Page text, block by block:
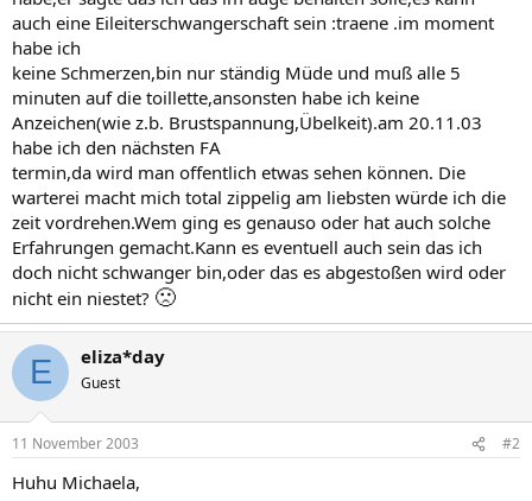
auch eine Eileiterschwangerschaft sein :traene .im moment
habe ich
keine Schmerzen,bin nur ständig Müde und muß alle 5
minuten auf die toillette,ansonsten habe ich keine
Anzeichen(wie z.b. Brustspannung,Übelkeit).am 20.11.03
habe ich den nächsten FA
termin,da wird man offentlich etwas sehen können. Die
warterei macht mich total zippelig am liebsten würde ich die
zeit vordrehen.Wem ging es genauso oder hat auch solche
Erfahrungen gemacht.Kann es eventuell auch sein das ich
doch nicht schwanger bin,oder das es abgestoßen wird oder
nicht ein niestet? 🙁
E eliza*day
Guest
11 November 2003 #2
Huhu Michaela,